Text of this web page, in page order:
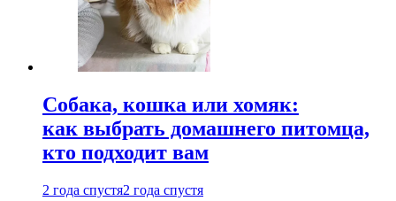
Собака, кошка или хомяк:
как выбрать домашнего питомца,
кто подходит вам
2 года спустя2 года спустя